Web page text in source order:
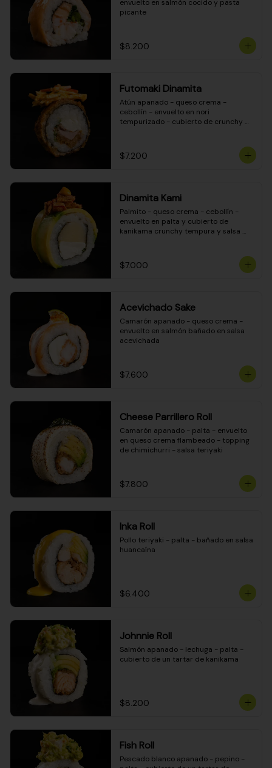
envuelto en salmón cocido y pasta
picante
$8.200
Futomaki Dinamita
Atún apanado - queso crema -
cebollín - envuelto en nori
tempurizado - cubierto de crunchy
$7.200
Dinamita Kami
Palmito - queso crema - cebollín -
envuelto en palta y cubierto de
kanikama crunchy tempura y salsa
$7.000
Acevichado Sake
Camarón apanado - queso crema -
envuelto en salmón bañado en salsa
acevichada
$7.600
Cheese Parrillero Roll
Camarón apanado - palta - envuelto
en queso crema flambeado - topping
de chimichurri - salsa teriyaki
$7.800
Inka Roll
Pollo teriyaki - palta - bañado en salsa
huancaína
$6.400
Johnnie Roll
Salmón apanado - lechuga - palta -
cubierto de un tartar de kanikama
$8.200
Fish Roll
Pescado blanco apanado - pepino -